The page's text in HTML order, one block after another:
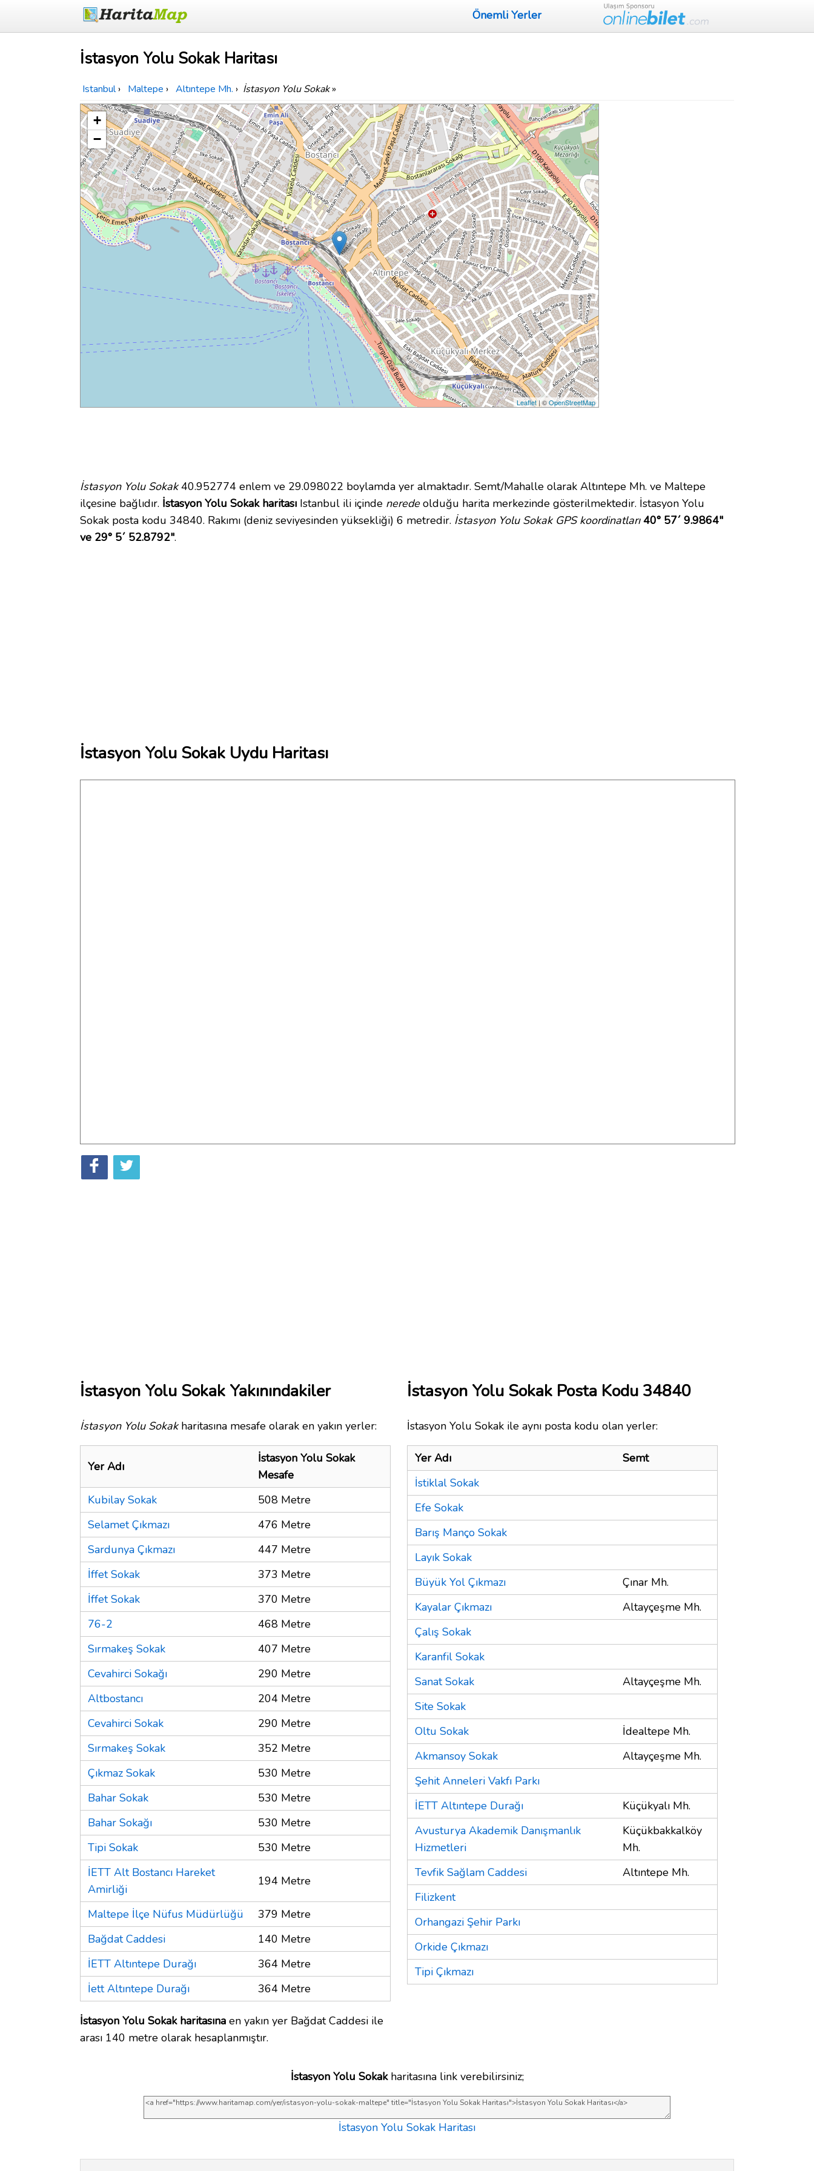
Önemli Yerler
İstasyon Yolu Sokak Haritası
Istanbul › Maltepe › Altıntepe Mh. › İstasyon Yolu Sokak»
+
−
Leaflet| ©OpenStreetMap
İstasyon Yolu Sokak40.952774 enlem ve 29.098022 boylamda yer almaktadır. Semt/Mahalle olarak Altıntepe Mh. ve Maltepe
ilçesine bağlıdır. İstasyon Yolu Sokak haritası Istanbul ili içinde neredeolduğu harita merkezinde gösterilmektedir. İstasyon Yolu
Sokak posta kodu 34840. Rakımı (deniz seviyesinden yüksekliği) 6 metredir. İstasyon Yolu Sokak GPS koordinatları 40° 57´ 9.9864"
ve 29° 5´ 52.8792".
İstasyon Yolu Sokak Uydu Haritası
İstasyon Yolu Sokak Yakınındakiler
İstasyon Yolu Sokakharitasına mesafe olarak en yakın yerler:
Yer Adı
İstasyon Yolu Sokak
Mesafe
Kubilay Sokak
508 Metre
Selamet Çıkmazı
476 Metre
Sardunya Çıkmazı
447 Metre
İffet Sokak
373 Metre
İffet Sokak
370 Metre
76-2
468 Metre
Sırmakeş Sokak
407 Metre
Cevahirci Sokağı
290 Metre
Altbostancı
204 Metre
Cevahirci Sokak
290 Metre
Sırmakeş Sokak
352 Metre
Çıkmaz Sokak
530 Metre
Bahar Sokak
530 Metre
Bahar Sokağı
530 Metre
Tipi Sokak
530 Metre
İETT Alt Bostancı Hareket
Amirliği
194 Metre
Maltepe İlçe Nüfus Müdürlüğü
379 Metre
Bağdat Caddesi
140 Metre
İETT Altıntepe Durağı
364 Metre
İett Altıntepe Durağı
364 Metre
İstasyon Yolu Sokak haritasına en yakın yer Bağdat Caddesi ile
arası 140 metre olarak hesaplanmıştır.
İstasyon Yolu Sokak Posta Kodu 34840
İstasyon Yolu Sokak ile aynı posta kodu olan yerler:
Yer Adı
Semt
İstiklal Sokak
Efe Sokak
Barış Manço Sokak
Layık Sokak
Büyük Yol Çıkmazı
Çınar Mh.
Kayalar Çıkmazı
Altayçeşme Mh.
Çalış Sokak
Karanfil Sokak
Sanat Sokak
Altayçeşme Mh.
Site Sokak
Oltu Sokak
İdealtepe Mh.
Akmansoy Sokak
Altayçeşme Mh.
Şehit Anneleri Vakfı Parkı
İETT Altıntepe Durağı
Küçükyalı Mh.
Avusturya Akademik Danışmanlık
Hizmetleri
Küçükbakkalköy
Mh.
Tevfik Sağlam Caddesi
Altıntepe Mh.
Filizkent
Orhangazi Şehir Parkı
Orkide Çıkmazı
Tipi Çıkmazı
İstasyon Yolu Sokakharitasına link verebilirsiniz;
İstasyon Yolu Sokak Haritası